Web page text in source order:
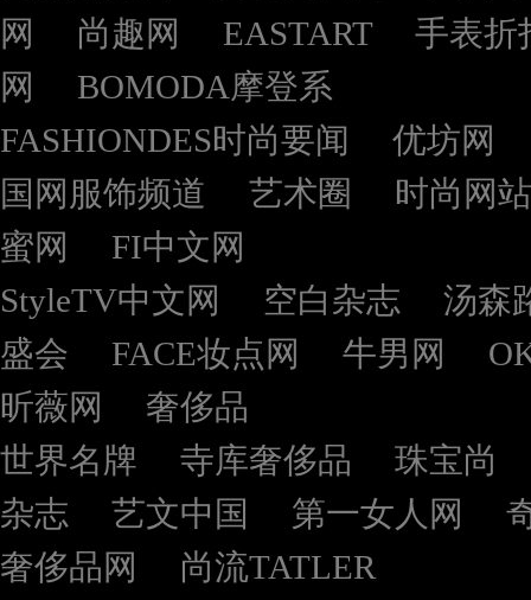
网
尚趣网 EASTART
手表折
网
BOMODA摩登系
FASHIONDES时尚要闻
优坊网
国网服饰频道
艺术圈
时尚网站
蜜网
FI中文网
StyleTV中文网
空白杂志
汤森
盛会
FACE妆点网 牛男网
昕薇网
奢侈品
世界名牌
寺库奢侈品
珠宝尚
杂志
艺文中国 第一女人网
奢侈品网
尚流TATLER